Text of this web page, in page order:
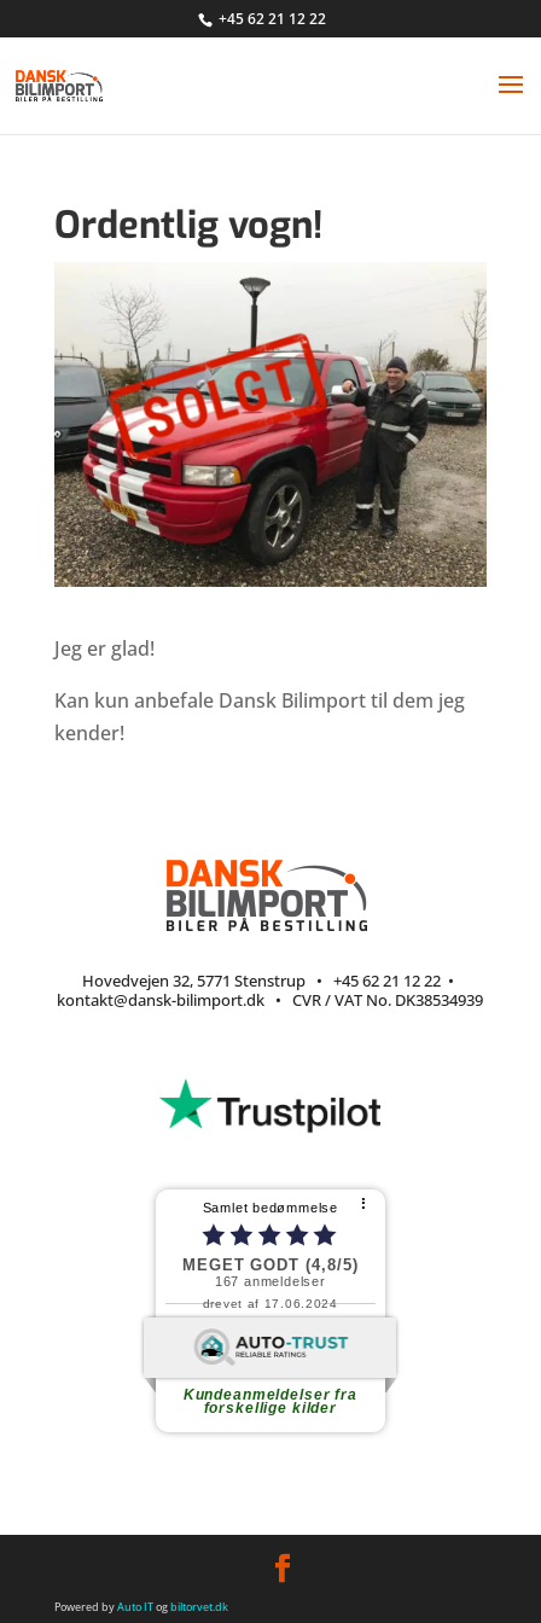
+45 62 21 12 22
Ordentlig vogn!
Jeg er glad!
Kan kun anbefale Dansk Bilimport til dem jeg
kender!
Hovedvejen 32, 5771 Stenstrup •+45 62 21 12 22 •
kontakt@dansk-bilimport.dk • CVR / VAT No. DK38534939
Samlet bedømmelse ⠇
MEGET GODT (4,8/5)
167anmeldelser
drevet af 17.06.2024
Kundeanmeldelser fra
forskellige kilder
Fortsæt med at læse
Powered byAuto ITogbiltorvet.dk